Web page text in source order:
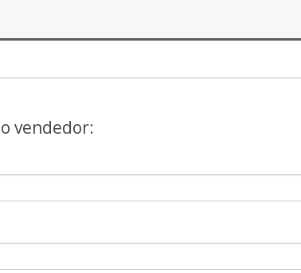
vendedor: